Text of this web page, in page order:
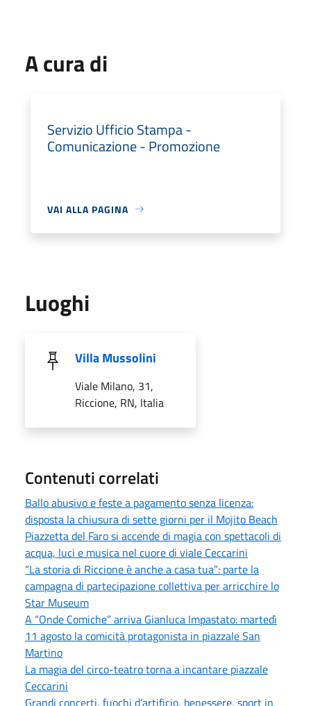
A cura di
Servizio Ufficio Stampa -
Comunicazione - Promozione
VAI ALLA PAGINA
Luoghi
Villa Mussolini
Viale Milano, 31,
Riccione, RN, Italia
Contenuti correlati
Ballo abusivo e feste a pagamento senza licenza:
disposta la chiusura di sette giorni per il Mojito Beach
Piazzetta del Faro si accende di magia con spettacoli di
acqua, luci e musica nel cuore di viale Ceccarini
“La storia di Riccione è anche a casa tua”: parte la
campagna di partecipazione collettiva per arricchire lo
Star Museum
A “Onde Comiche” arriva Gianluca Impastato: martedì
11 agosto la comicità protagonista in piazzale San
Martino
La magia del circo-teatro torna a incantare piazzale
Ceccarini
Grandi concerti, fuochi d’artificio, benessere, sport in